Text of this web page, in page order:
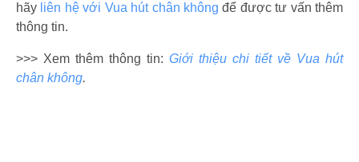
hãy liên hệ với Vua hút chân không để được tư vấn thêm
thông tin.
>>> Xem thêm thông tin: Giới thiệu chi tiết về Vua hút
chân không.